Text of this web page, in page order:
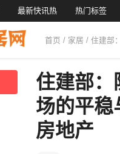
最新快讯热 热门标签
首页 / 家居 / 住建部
住建部：
场的平稳
房地产